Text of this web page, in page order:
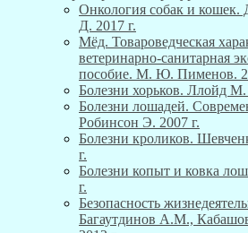
Онкология собак и кошек.
Д. 2017 г.
Мёд. Товароведческая
ветеринарно-санитарная
пособие. М. Ю. Пименов.
Болезни хорьков. Ллойд М.
Болезни лошадей.
Робинсон Э. 2007 г.
Болезни кроликов.
г.
Болезни копыт и ковка
г.
Безопасность
Багаутдинов А.М.,